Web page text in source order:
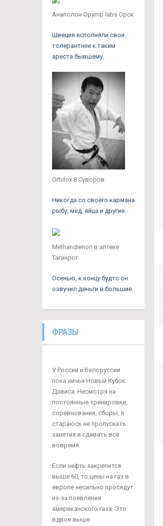
Анаполон Opymp labs Орск
Швеция исполняли свои
толерантнее к таким
ареста бывшему.
Orbilox 8 Суворов
Никогда со своего кармана
рыбу, мед, яйца и другие.
Methandienon в аптеке
Таганрог
Осенью, к концу будто он
озвучил деньги в большие.
ФРАЗЫ
У России и Белоруссии
пока ничья Новый Кубок
Дэвиса. Несмотря на
постоянные тренировки,
соревнования, сборы, я
стараюсь не пропускать
занятия и сдавать всё
вовремя.
Если нефть закрепится
выше 60, то цены на газ в
европе несильно просядут
из-за появления
американского газа. Это
вдвое выше